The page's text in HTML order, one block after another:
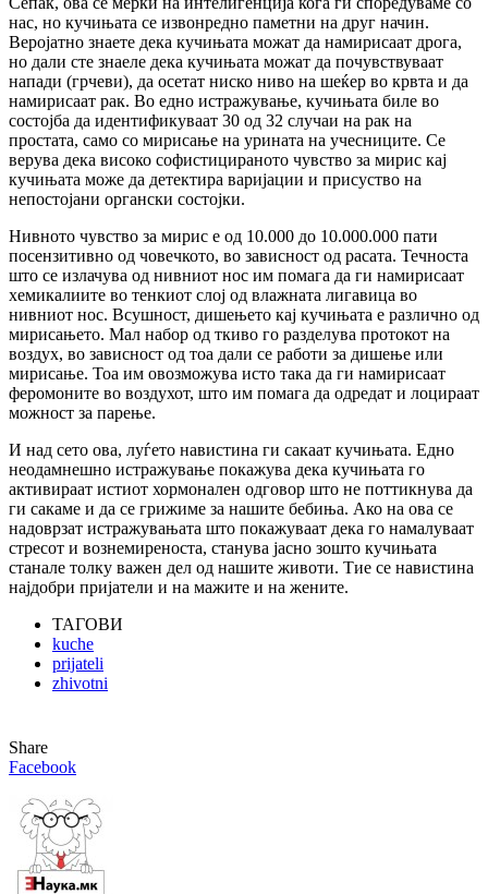
нас, но кучињата се извонредно паметни на друг начин.
Веројатно знаете дека кучињата можат да намирисаат дрога,
но дали сте знаеле дека кучињата можат да почувствуваат
напади (грчеви), да осетат ниско ниво на шеќер во крвта и да
намирисаат рак. Во едно истражување, кучињата биле во
состојба да идентификуваат 30 од 32 случаи на рак на
простата, само со мирисање на урината на учесниците. Се
верува дека високо софистицираното чувство за мирис кај
кучињата може да детектира варијации и присуство на
непостојани органски состојки.
Нивното чувство за мирис е од 10.000 до 10.000.000 пати
посензитивно од човечкото, во зависност од расата. Течноста
што се излачува од нивниот нос им помага да ги намирисаат
хемикалиите во тенкиот слој од влажната лигавица во
нивниот нос. Всушност, дишењето кај кучињата е различно од
мирисањето. Мал набор од ткиво го разделува протокот на
воздух, во зависност од тоа дали се работи за дишење или
мирисање. Тоа им овозможува исто така да ги намирисаат
феромоните во воздухот, што им помага да одредат и лоцираат
можност за парење.
И над сето ова, луѓето навистина ги сакаат кучињата. Едно
неодамнешно истражување покажува дека кучињата го
активираат истиот хормонален одговор што не поттикнува да
ги сакаме и да се грижиме за нашите бебиња. Ако на ова се
надоврзат истражувањата што покажуваат дека го намалуваат
стресот и вознемиреноста, станува јасно зошто кучињата
станале толку важен дел од нашите животи. Тие се навистина
најдобри пријатели и на мажите и на жените.
ТАГОВИ
kuche
prijateli
zhivotni
Share
Facebook